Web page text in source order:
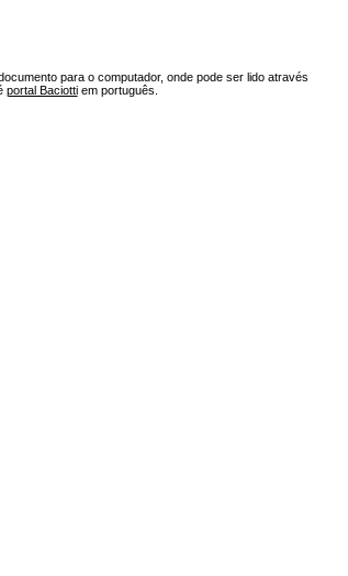
para o computador, onde pode ser lido através
portal Baciottiem português.